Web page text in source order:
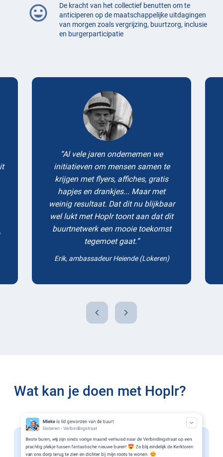
mood
De kracht van het collectief benutten om te
anticiperen op de maatschappelijke uitdagingen
van morgen zoals vergrijzing, buurtzorg, inclusie
en burgerparticipatie
Testimonials
Al vele jaren ondernemen we
initiatieven om mensen samen te
krijgen met flyers, affiches, gratis
hapjes en drankjes... Maar met
weinig resultaat. Dat dit nu blijkbaar
wel lukt met Hoplr toont aan dat dit
buurtnetwerk een mooie toekomst
tegemoet gaat.
Erik, ambassadeur Heiende (Lokeren)
chevron_left chevron_right
Wat kan je doen met Hoplr?